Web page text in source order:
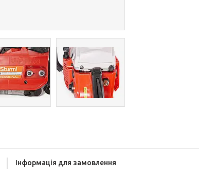
Інформація для замовлення